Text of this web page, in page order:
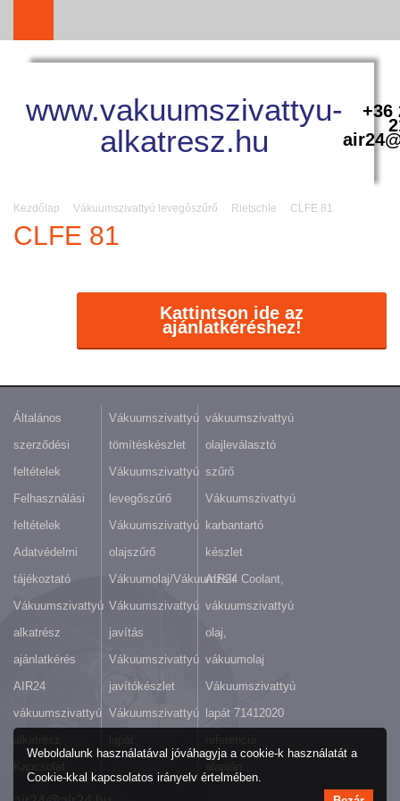
www.vakuumszivattyu-
alkatresz.hu
+36
Kezdőlap Vákuumszivattyú levegőszűrő Rietschle CLFE 81
CLFE 81
Kattintson ide az
ajánlatkéréshez!
Általános
szerződési
feltételek
Felhasználási
feltételek
Adatvédelmi
tájékoztató
Vákuumszivattyú
alkatrész
ajánlatkérés
AIR24
vákuumszivattyú
Vákuumszivattyú
tömítéskészlet
Vákuumszivattyú
levegőszűrő
Vákuumszivattyú
olajszűrő
Vákuumolaj/Vákuumzsír
Vákuumszivattyú
javítás
Vákuumszivattyú
javítókészlet
Vákuumszivattyú
vákuumszivattyú
olajleválasztó
szűrő
Vákuumszivattyú
karbantartó
készlet
AIR24 Coolant,
vákuumszivattyú
olaj,
vákuumolaj
Vákuumszivattyú
lapát 71412020
Weboldalunk használatával jóváhagyja a cookie-k használatát a
Cookie-kkal kapcsolatos irányelv értelmében.